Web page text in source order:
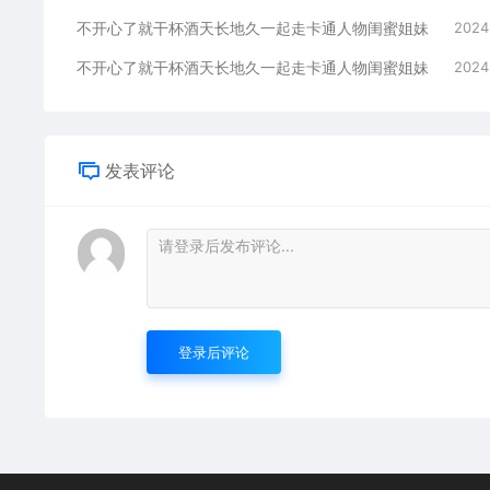
不开心了就干杯酒天长地久一起走卡通人物闺蜜姐妹
不开心了就干杯酒天长地久一起走卡通人物闺蜜姐妹
发表评论
登录后评论